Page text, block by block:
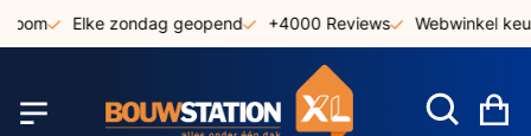
naar
Elke zondag geopend +4000 Reviews Webwinkel